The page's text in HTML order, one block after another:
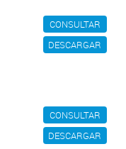
CONSULTAR
DESCARGAR
CONSULTAR
DESCARGAR